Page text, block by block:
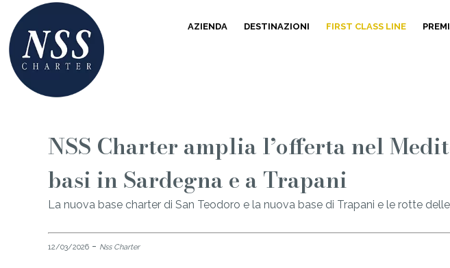
AZIENDA DESTINAZIONI FIRST CLASS LINE
NSS Charter amplia l’offerta nel
basi in Sardegna e a Trapani
La nuova base charter di San Teodoro e la nuova base di Trapani e le rotte
12/03/2026 - Nss Charter